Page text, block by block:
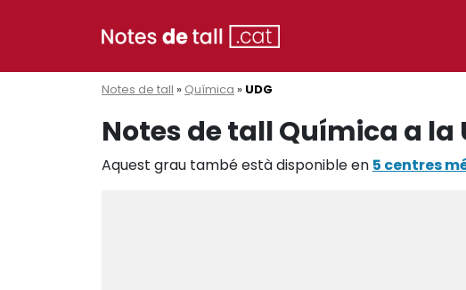
Notes de tall » Química » UDG
Notes de tall Química a la
Aquest grau també està disponible en 5 centres